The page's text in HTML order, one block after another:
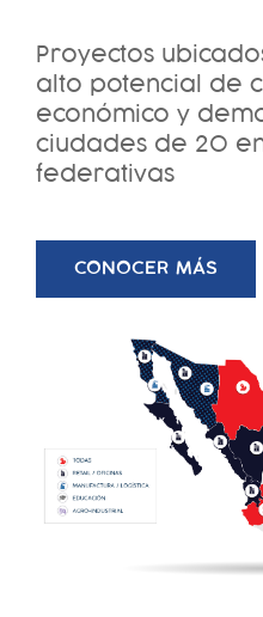
Proyectos
alto potencial de
económico y
ciudades de 20
federativas
CONOCER MÁS